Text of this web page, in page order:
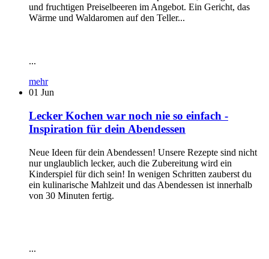
und fruchtigen Preiselbeeren im Angebot. Ein Gericht, das
Wärme und Waldaromen auf den Teller...
...
mehr
01 Jun
Lecker Kochen war noch nie so einfach -
Inspiration für dein Abendessen
Neue Ideen für dein Abendessen! Unsere Rezepte sind nicht
nur unglaublich lecker, auch die Zubereitung wird ein
Kinderspiel für dich sein! In wenigen Schritten zauberst du
ein kulinarische Mahlzeit und das Abendessen ist innerhalb
von 30 Minuten fertig.
...